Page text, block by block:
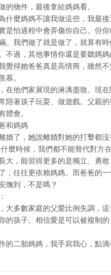
的物件，最後拿給媽媽看。
什麼媽媽不讓我做這些，我最
是怕過程中會弄傷你自己。但
。我們做了就是做了，就算有
不過，其他事情你還是要聽媽
覺得她爸爸真是高情商，雖然
慕。
在他們家展現的淋漓盡致。現
陪著孩子玩耍、做遊戲。父親
體會。
和媽媽
婚了，她說離婚對她的打擊都
麼時候，我們都不能替代對方
大，能習得更多的是獨立、勇
，往往更依賴媽媽。而爸爸的
撫到，不是嗎？
大多數家庭的父愛比例失調，
的孩子。相信愛是可以被複制
的二胎媽媽，我手寫我心，點